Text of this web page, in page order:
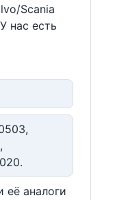
Scania
нас есть
её аналоги